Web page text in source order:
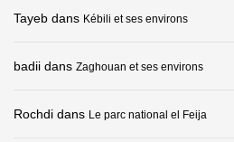
Tayeb dans Kébili et ses environs
badii dans Zaghouan et ses environs
Rochdi dans Le parc national el Feija